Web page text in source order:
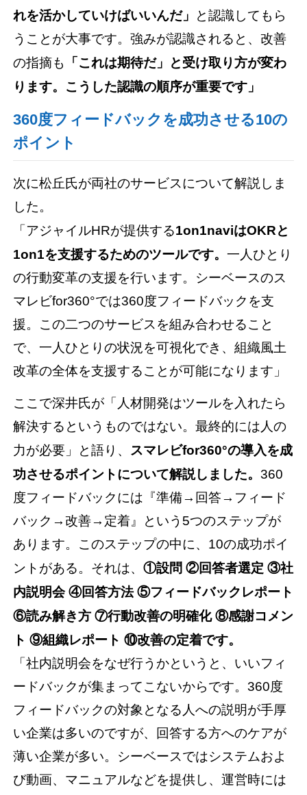
れを活かしていけばいいんだ」
と認識してもら
うことが大事です。強みが認識されると、改善
の指摘も
「これは期待だ」と受け取り方が変わ
ります。こうした認識の順序が重要です」
360度フィードバックを成功させる10の
ポイント
次に松丘氏が両社のサービスについて解説しま
した。
「アジャイルHRが提供する1on1naviはOKRと
1on1を支援するためのツールです。一人ひとり
の行動変革の支援を行います。シーベースのス
マレビfor360°では360度フィードバックを支
援。この二つのサービスを組み合わせること
で、一人ひとりの状況を可視化でき、組織風土
改革の全体を支援することが可能になります」
ここで深井氏が「人材開発はツールを入れたら
解決するというものではない。最終的には人の
力が必要」と語り、 スマレビfor360°の導入を成
功させるポイントについて解説しました。360
度フィードバックには『準備→回答→フィード
バック→改善→定着』という5つのステップが
あります。このステップの中に、10の成功ポイ
ントがある。それは、①設問 ②回答者選定 ③社
内説明会 ④回答方法 ⑤フィードバックレポート
⑥読み解き方 ⑦行動改善の明確化 ⑧感謝コメン
ト ⑨組織レポート ⑩改善の定着です。
「社内説明会をなぜ行うかというと、いいフィ
ードバックが集まってこないからです。360度
フィードバックの対象となる人への説明が手厚
い企業は多いのですが、回答する方へのケアが
薄い企業が多い。シーベースではシステムおよ
び動画、マニュアルなどを提供し、運営時には